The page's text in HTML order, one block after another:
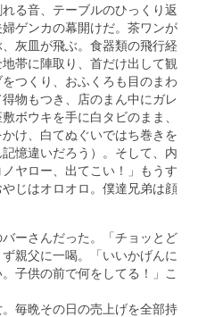
る音、テーブルのひっくり返
ゲンカの幕開けだ。茶ワンが
灰皿が飛ぶ。食器類の飛行経
帯に陣取り、首だけ出して観
つくり、おふくろも目のまわ
物もつき、店のまん中にガレ
ボウキを手に白タビのまま、
け、白てぬぐいではち巻きを
憶違いだろう）。そして、内
ヤロー、出てこい！」もうす
じはオロオロ。僕達兄弟は顔
ーさんだった。「チョッとど
親父に一喝。「いいかげんに
子供の前で何をしてる！」こ
毎晩その日の売上げを全部持